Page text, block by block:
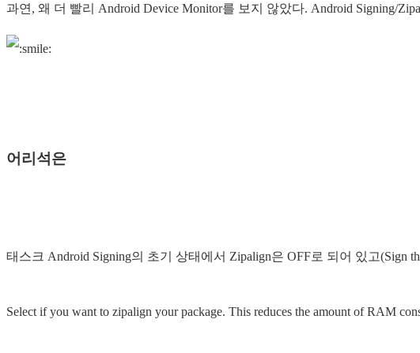
과연, 왜 더 빨리 Android Device Monitor를 보지 않았다. Android Signing/
어리석은
태스크 Android Signing의 초기 상태에서 Zipalign은 OFF로 되어 있고(Sign
Select if you want to zipalign your package. This reduces the amount of RAM